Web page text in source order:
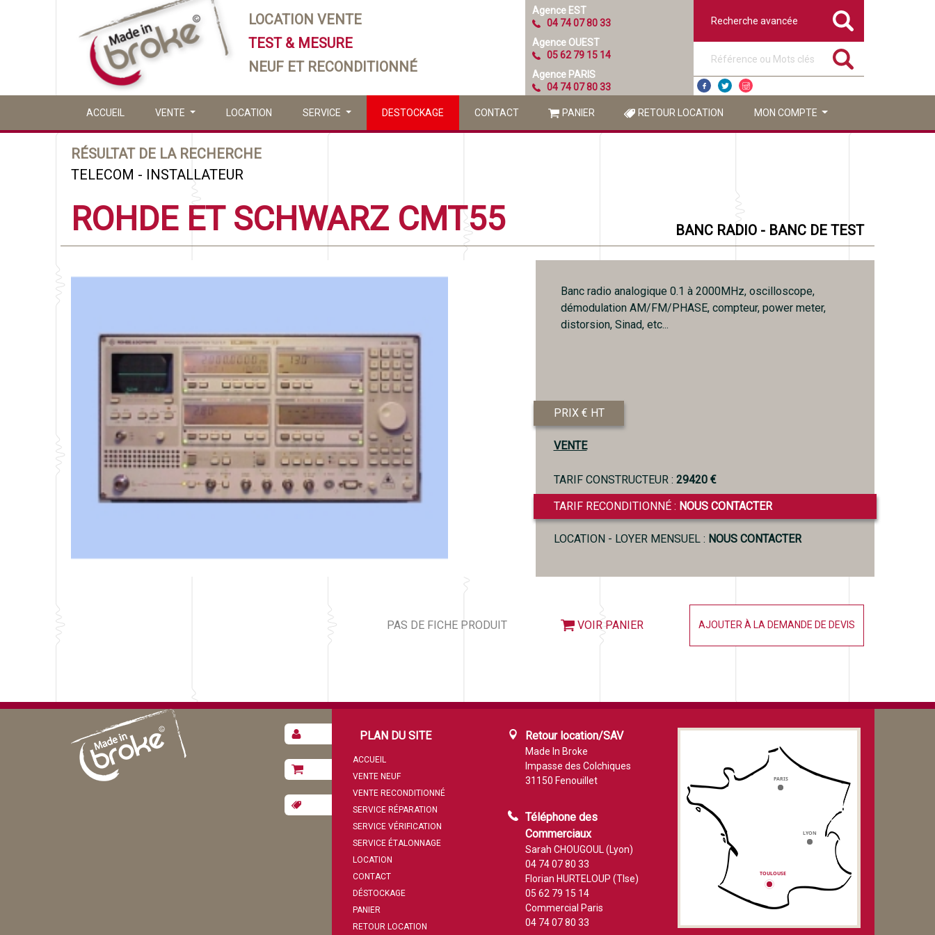
LOCATION VENTE
TEST & MESURE
NEUF ET RECONDITIONNÉ
Agence EST
04 74 07 80 33
Agence OUEST
05 62 79 15 14
Agence PARIS
04 74 07 80 33
Recherche avancée
ACCUEIL VENTE LOCATION SERVICE DESTOCKAGE CONTACT PANIER RETOUR LOCATION MON COMPTE
RÉSULTAT DE LA RECHERCHE
TELECOM - INSTALLATEUR
ROHDE ET SCHWARZ CMT55 BANC RADIO - BANC DE TEST
Banc radio analogique 0.1 à 2000MHz, oscilloscope,
démodulation AM/FM/PHASE, compteur, power meter,
distorsion, Sinad, etc...
PRIX € HT
VENTE
TARIF CONSTRUCTEUR : 29420 €
TARIF RECONDITIONNÉ : NOUS CONTACTER
LOCATION - LOYER MENSUEL : NOUS CONTACTER
PAS DE FICHE PRODUIT VOIR PANIER AJOUTER À LA DEMANDE DE DEVIS
PLAN DU SITE
ACCUEIL
VENTE NEUF
VENTE RECONDITIONNÉ
SERVICE RÉPARATION
SERVICE VÉRIFICATION
SERVICE ÉTALONNAGE
LOCATION
CONTACT
DÉSTOCKAGE
PANIER
RETOUR LOCATION
Retour location/SAV
Made In Broke
Impasse des Colchiques
31150 Fenouillet
Téléphone des
Commerciaux
Sarah CHOUGOUL (Lyon)
04 74 07 80 33
Florian HURTELOUP (Tlse)
05 62 79 15 14
Commercial Paris
04 74 07 80 33